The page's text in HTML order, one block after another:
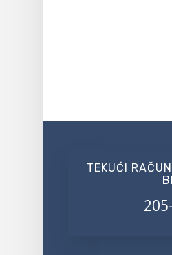
TEKUĆI